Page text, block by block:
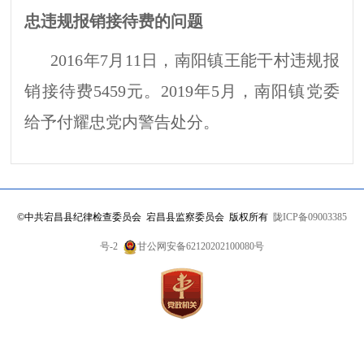
忠违规报销接待费的问题
2016年7月11日 ，南阳镇王能干村违规报
销接待费5459元。 2019年5月，南阳镇党委
给予付耀忠党内警告处分。
©中共宕昌县纪律检查委员会 宕昌县监察委员会 版权所有 陇ICP备09003385
号-2 甘公网安备62120202100080号